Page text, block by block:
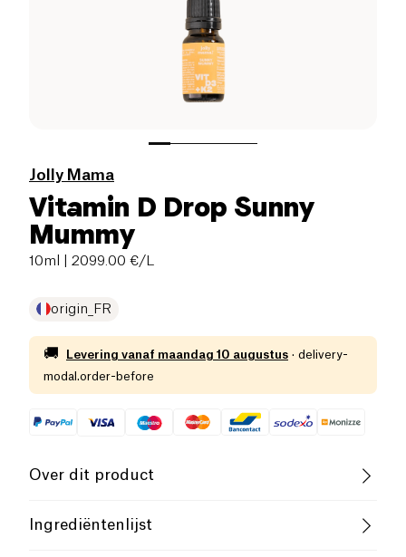
Jolly Mama
Vitamin D Drop Sunny
Mummy
10ml | 2099.00 €/L
origin_FR
🚚 Levering vanaf maandag 10 augustus · delivery-
modal.order-before
Over dit product
Vegan Glutenvrij (ingrediënten)
Ingrediëntenlijst